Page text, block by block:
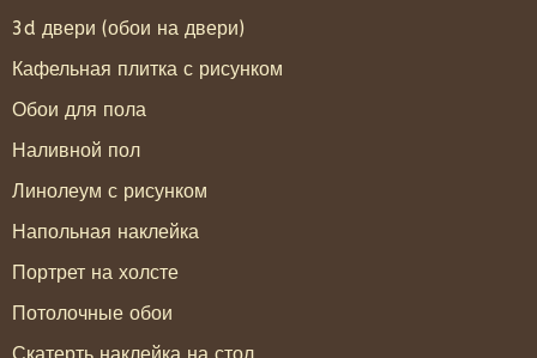
3d двери (обои на двери)
Кафельная плитка с рисунком
Обои для пола
Наливной пол
Линолеум с рисунком
Напольная наклейка
Портрет на холсте
Потолочные обои